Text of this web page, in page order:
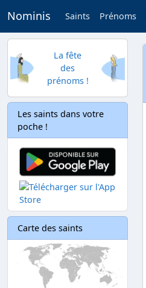
Nominis Saints Prénoms
La fête
des
prénoms !
Les saints dans votre
poche !
Carte des saints